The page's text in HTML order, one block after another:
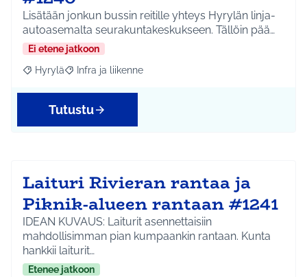
Lisätään jonkun bussin reitille yhteys Hyrylän linja-
autoasemalta seurakuntakeskukseen. Tällöin pää…
Ei etene jatkoon
Rajaa tulokset aihepiirin mukaan: Hyrylä
Hyrylä Rajaa tulokset teeman mukaan: Infra ja liikenne
Infra ja liikenne
Tutustu
Laituri Rivieran rantaa ja
Piknik-alueen rantaan #1241
IDEAN KUVAUS: Laiturit asennettaisiin
mahdollisimman pian kumpaankin rantaan. Kunta
hankkii laiturit…
Etenee jatkoon